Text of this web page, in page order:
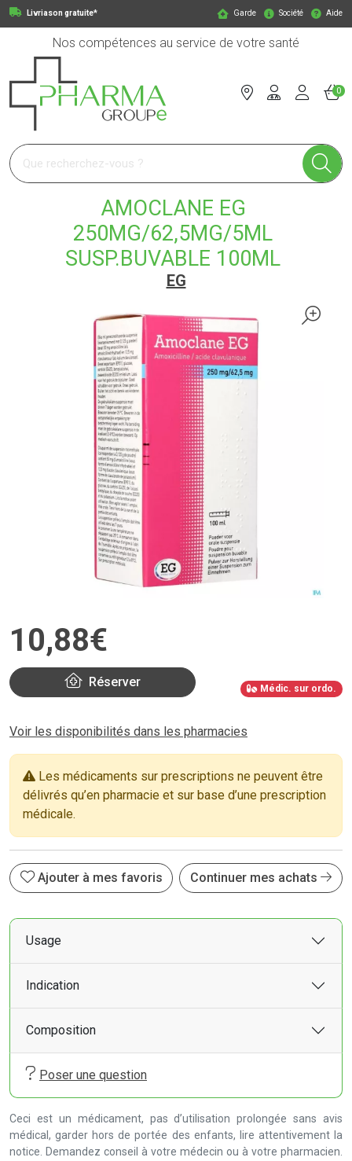
Livriason gratuite* Garde Société Aide
Nos compétences au service de votre santé
Pharmagroupe Votre pharmacie en ligne à votre service
0
AMOCLANE EG
250MG/62,5MG/5ML
SUSP.BUVABLE 100ML
EG
10,88€
Réserver Médic. sur ordo.
Voir les disponibilités dans les pharmacies
Les médicaments sur prescriptions ne peuvent être
délivrés qu’en pharmacie et sur base d’une prescription
médicale.
Ajouter à mes favoris Continuer mes achats
Usage
Indication
Composition
Poser une question
Ceci est un médicament, pas d’utilisation prolongée sans avis
médical, garder hors de portée des enfants, lire attentivement la
notice. Demandez conseil à votre médecin ou à votre pharmacien.